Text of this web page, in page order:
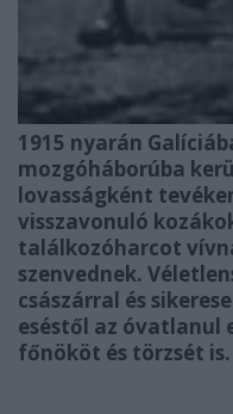
1915 nyarán
mozgóháborúba
lovasságként
visszavonuló
találkozóharcot
szenvednek.
császárral és
eséstől az óvatlanul
főnököt és törzsét is.